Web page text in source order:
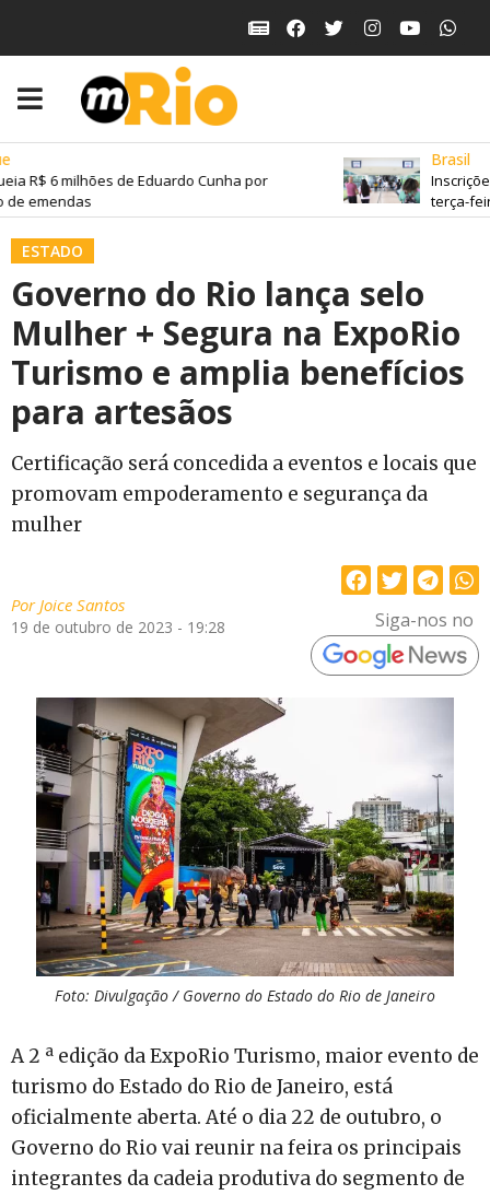
R$ 6 milhões de Eduardo Cunha por
emendas
Brasil
Inscrições
terça-feira
ESTADO
Governo do Rio lança selo
Mulher + Segura na ExpoRio
Turismo e amplia benefícios
para artesãos
Certificação será concedida a eventos e locais que
promovam empoderamento e segurança da
mulher
PorJoice Santos
19 de outubro de 2023 - 19:28 Siga-nos no
Foto: Divulgação / Governo do Estado do Rio de Janeiro
A 2 ª edição da ExpoRio Turismo, maior evento de
turismo do Estado do Rio de Janeiro, está
oficialmente aberta. Até o dia 22 de outubro, o
Governo do Rio vai reunir na feira os principais
integrantes da cadeia produtiva do segmento de